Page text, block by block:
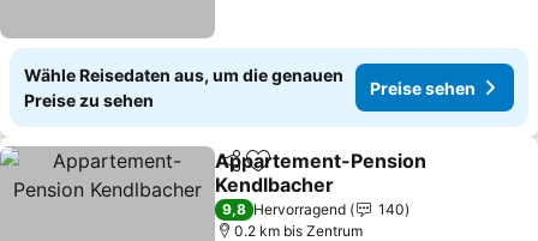
Wähle Reisedaten aus, um die genauen
Preise zu sehen
Preise sehen
TeilenZu Favoriten hinzufügen
Appartement-Pension
Kendlbacher
Preise sehen
9,8 Hervorragend
140
0.2 km bis Zentrum